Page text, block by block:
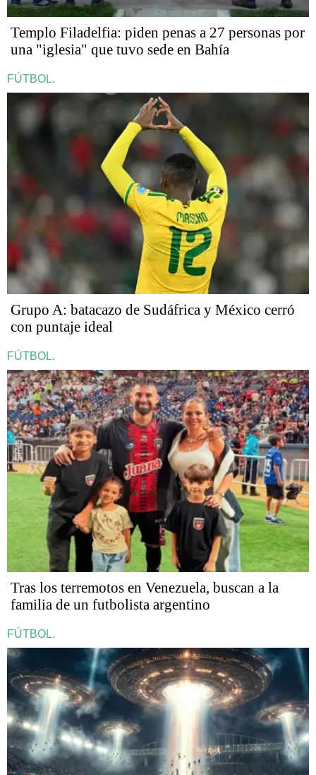
​​​​​Templo Filadelfia: piden penas a 27 personas por
una "iglesia" que tuvo sede en Bahía
FÚTBOL.
Grupo A: batacazo de Sudáfrica y México cerró
con puntaje ideal
FÚTBOL.
Tras los terremotos en Venezuela, buscan a la
familia de un futbolista argentino
FÚTBOL.